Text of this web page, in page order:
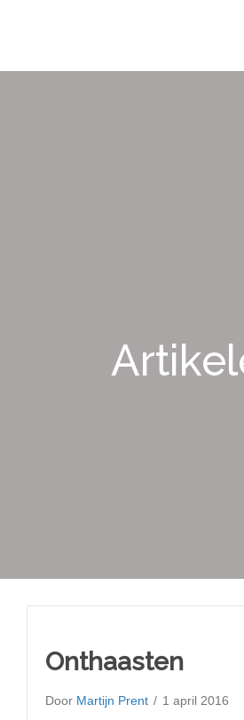
Onthaasten
Door Martijn Prent / 1 april 2016